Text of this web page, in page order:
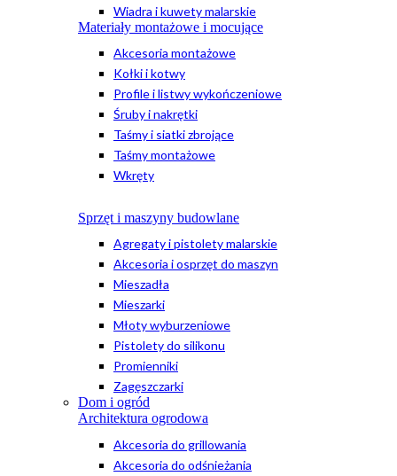
Wiadra i kuwety malarskie
Materiały montażowe i mocujące
Akcesoria montażowe
Kołki i kotwy
Profile i listwy wykończeniowe
Śruby i nakrętki
Taśmy i siatki zbrojące
Taśmy montażowe
Wkręty
Sprzęt i maszyny budowlane
Agregaty i pistolety malarskie
Akcesoria i osprzęt do maszyn
Mieszadła
Mieszarki
Młoty wyburzeniowe
Pistolety do silikonu
Promienniki
Zagęszczarki
Dom i ogród
Architektura ogrodowa
Akcesoria do grillowania
Akcesoria do odśnieżania